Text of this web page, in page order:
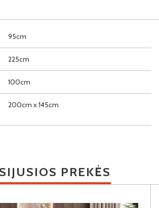
95cm
225cm
100cm
200cm x 145cm
PREKĖS